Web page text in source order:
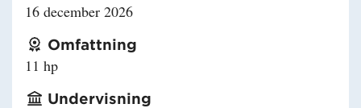
16 december 2026
Omfattning
11 hp
Undervisning